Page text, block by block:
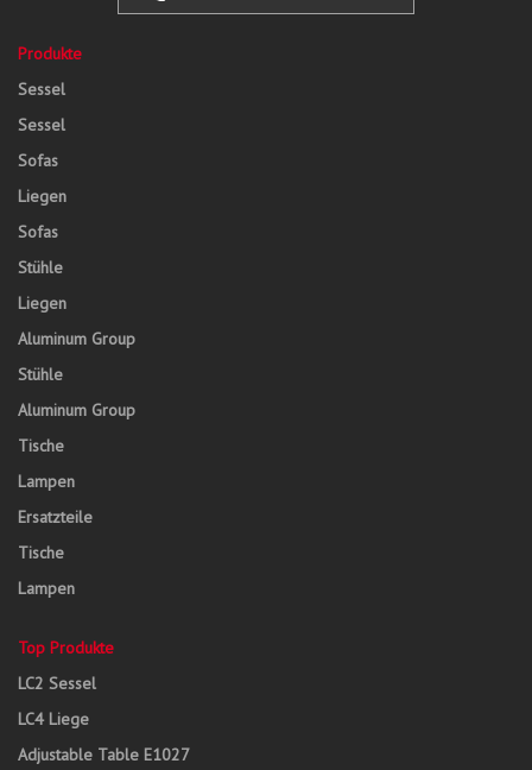
Produkte
Sessel
Sessel
Sofas
Liegen
Sofas
Stühle
Liegen
Aluminum Group
Stühle
Aluminum Group
Tische
Lampen
Ersatzteile
Tische
Lampen
Top Produkte
LC2 Sessel
LC4 Liege
Adjustable Table E1027